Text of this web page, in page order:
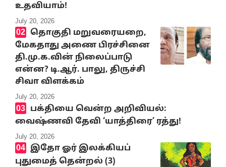
உதவியாம்!
July 20, 2026
தொகுதி மறுவரையறை,
மேகதாது அணை பிரச்சினை
தி.மு.க.வின் நிலைப்பாடு
என்ன? டி.ஆர். பாலு, திருச்சி
சிவா விளக்கம்
July 20, 2026
பக்தியை வென்ற அறிவியல்:
வைஷ்ணவி தேவி ‘யாத்திரை’ ரத்து!
July 20, 2026
இதோ ஓர் இலக்கியப்
புதுமைத் தென்றல் (3)